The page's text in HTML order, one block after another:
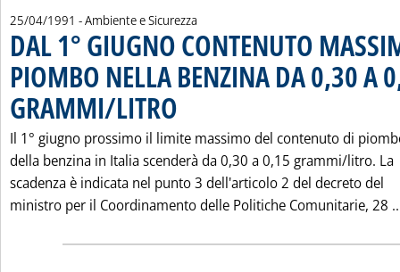
25/04/1991 - Ambiente e Sicurezza
DAL 1° GIUGNO CONTENUTO
PIOMBO NELLA BENZINA DA 0,30 A
GRAMMI/LITRO
Il 1° giugno prossimo il limite massimo del contenuto di
della benzina in Italia scenderà da 0,30 a 0,15 grammi/litro. La
scadenza è indicata nel punto 3 dell'articolo 2 del decreto del
ministro per il Coordinamento delle Politiche Comunitarie, 28